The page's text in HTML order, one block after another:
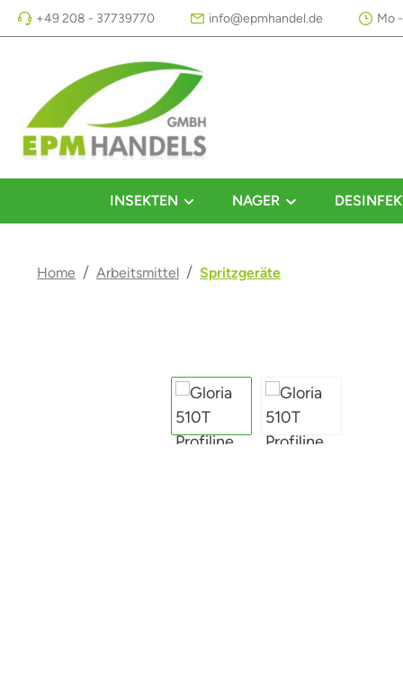
Hauptinhalt springen
Zur Suche springen
Zur Hauptnavigation springen
+49 208 - 37739770 info@epmhandel.de Mo
INSEKTEN NAGER
Home / Arbeitsmittel / Spritzgeräte
Bildergalerie überspringen